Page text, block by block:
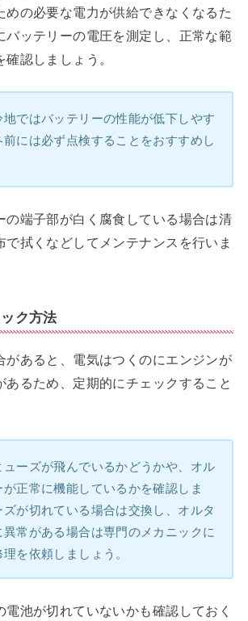
めの必要な電力が供給できなくなるた
バッテリーの電圧を測定し、正常な範
認しましょう。
ではバッテリーの性能が低下しやす
には必ず点検することをおすすめし
の端子部が白く腐食している場合は清
拭くなどしてメンテナンスを行いま
ク方法
があると、電気はつくのにエンジンが
あるため、定期的にチェックすること
ーズが飛んでいるかどうかや、オル
が正常に機能しているかを確認しま
が切れている場合は交換し、オルタ
常がある場合は専門のメカニックに
を依頼しましょう。
電池が切れていないかも確認しておく